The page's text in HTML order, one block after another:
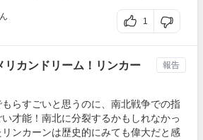
1
リカンドリーム！リンカー
らすごいと思うのに、南北戦争での指
才能！南北に分裂するかもしれなかっ
ンカーンは歴史的にみても偉大だと感
報告